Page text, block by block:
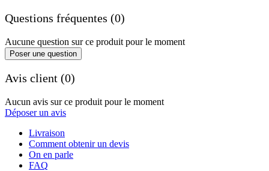
Questions fréquentes (0)
Aucune question sur ce produit pour le moment
Poser une question
Avis client (0)
Aucun avis sur ce produit pour le moment
Déposer un avis
Livraison
Comment obtenir un devis
On en parle
FAQ